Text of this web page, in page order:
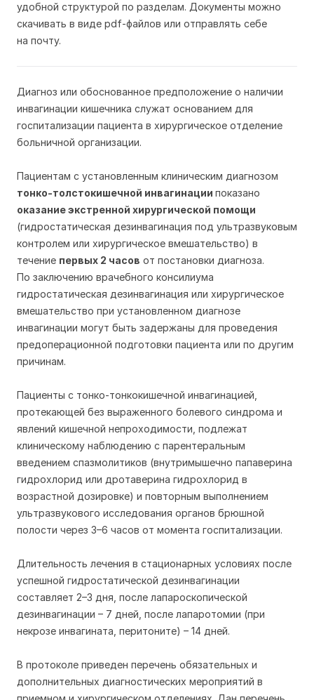
удобной структурой по разделам. Документы можно
скачивать в виде pdf-файлов или отправлять себе
на почту.
Диагноз или обоснованное предположение о наличии
инвагинации кишечника служат основанием для
госпитализации пациента в хирургическое отделение
больничной организации.
Пациентам с установленным клиническим диагнозом
тонко-толстокишечной инвагинации показано
оказание экстренной хирургической помощи
(гидростатическая дезинвагинация под ультразвуковым
контролем или хирургическое вмешательство) в
течение первых 2 часов от постановки диагноза.
По заключению врачебного консилиума
гидростатическая дезинвагинация или хирургическое
вмешательство при установленном диагнозе
инвагинации могут быть задержаны для проведения
предоперационной подготовки пациента или по другим
причинам.
Пациенты с тонко-тонкокишечной инвагинацией,
протекающей без выраженного болевого синдрома и
явлений кишечной непроходимости, подлежат
клиническому наблюдению с парентеральным
введением спазмолитиков (внутримышечно папаверина
гидрохлорид или дротаверина гидрохлорид в
возрастной дозировке) и повторным выполнением
ультразвукового исследования органов брюшной
полости через 3–6 часов от момента госпитализации.
Длительность лечения в стационарных условиях после
успешной гидростатической дезинвагинации
составляет 2–3 дня, после лапароскопической
дезинвагинации – 7 дней, после лапаротомии (при
некрозе инвагината, перитоните) – 14 дней.
В протоколе приведен перечень обязательных и
дополнительных диагностических мероприятий в